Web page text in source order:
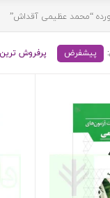
“محمد عظیمی آقداش”
پیشفرض پرفروش